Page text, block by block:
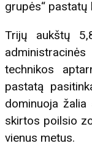
grupės“ pastatų
Trijų aukštų
technikos
pastatą
dominuoja
skirtos poilsio
vienus metus.